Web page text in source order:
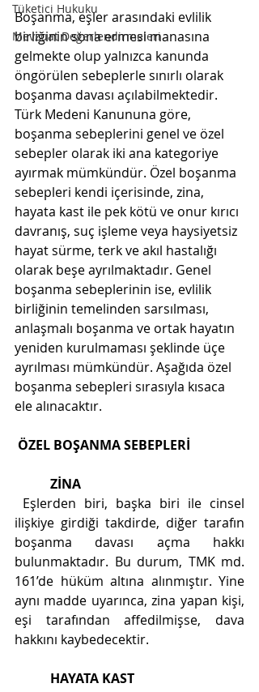
Tüketici Hukuku
Mevzuat Değerlendirmeleri
Boşanma, eşler arasındaki evlilik
birliğinin sona ermesi manasına
gelmekte olup yalnızca kanunda
öngörülen sebeplerle sınırlı olarak
boşanma davası açılabilmektedir.
Türk Medeni Kanununa göre,
boşanma sebeplerini genel ve özel
sebepler olarak iki ana kategoriye
ayırmak mümkündür. Özel boşanma
sebepleri kendi içerisinde, zina,
hayata kast ile pek kötü ve onur kırıcı
davranış, suç işleme veya haysiyetsiz
hayat sürme, terk ve akıl hastalığı
olarak beşe ayrılmaktadır. Genel
boşanma sebeplerinin ise, evlilik
birliğinin temelinden sarsılması,
anlaşmalı boşanma ve ortak hayatın
yeniden kurulmaması şeklinde üçe
ayrılması mümkündür. Aşağıda özel
boşanma sebepleri sırasıyla kısaca
ele alınacaktır.
ÖZEL BOŞANMA SEBEPLERİ
ZİNA
ilişkiye girdiği takdirde, diğer tarafın
boşanma davası açma hakkı
bulunmaktadır. Bu durum, TMK md.
161’de hüküm altına alınmıştır. Yine
aynı madde uyarınca, zina yapan kişi,
eşi tarafından affedilmişse, dava
hakkını kaybedecektir.
HAYATA KAST